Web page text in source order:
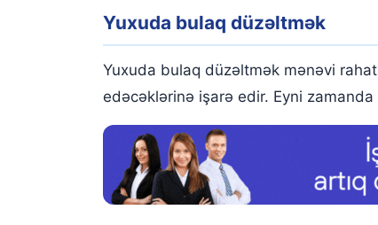
Yuxuda mərmər bulaq görmək
Yuxuda birdən çox bulaq görmək
Yuxuda paslı bulaq görmək
Yuxuda böyük bulaq görmək
Yuxuda bulaq düzəltmək
Yuxuda bulaq düzəltmək mənəvi
edəcəklərinə işarə edir. Eyni